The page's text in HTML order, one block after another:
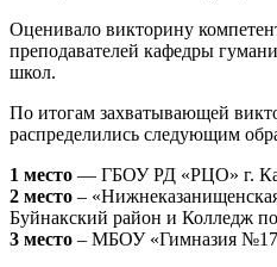
Оценивало викторину
преподавателей кафедры
школ.
По итогам захватывающей
распределились следующим
1 место — ГБОУ РД «РЦО» г.
2 место –
Буйнакский район и Колледж
3 место – МБОУ «Гимназия